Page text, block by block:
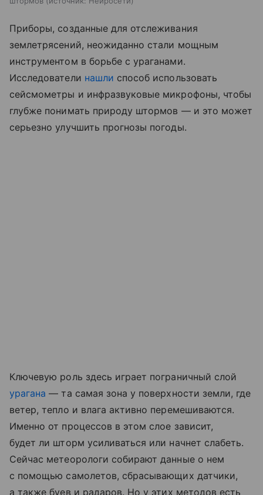
Приборы, созданные для отслеживания
землетрясений, неожиданно стали мощным
инструментом в борьбе с ураганами.
Исследователи нашли способ использовать
сейсмометры и инфразвуковые микрофоны, чтобы
глубже понимать природу штормов — и это может
серьезно улучшить прогнозы погоды.
Ключевую роль здесь играет пограничный слой
урагана — та самая зона у поверхности земли, где
ветер, тепло и влага активно перемешиваются.
Именно от процессов в этом слое зависит,
будет ли шторм усиливаться или начнет слабеть.
Сейчас метеорологи собирают данные о нем
с помощью самолетов, сбрасывающих датчики,
а также буев и радаров. Но у этих методов есть